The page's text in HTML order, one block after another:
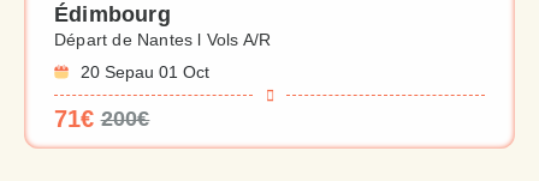
Édimbourg
Départ de Nantes l Vols A/R
20 Sepau 01 Oct
71€ 200€